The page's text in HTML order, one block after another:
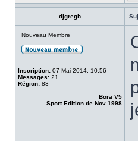
djgregb
Nouveau Membre
Inscription: 07 Mai 2014, 10:56
Messages: 21
Région: 83
Bora V5
Sport Edition de Nov 1998